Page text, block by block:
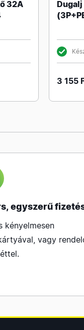
32A
3 155
egyszerű
kényelmesen
vagy